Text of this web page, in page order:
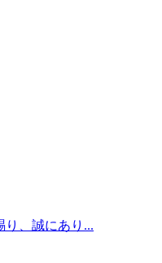
り、誠にあり...